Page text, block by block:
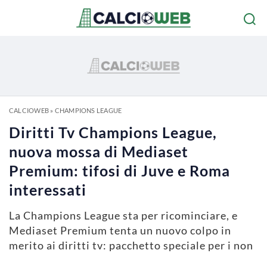
CALCIOWEB» CHAMPIONS LEAGUE
Diritti Tv Champions League,
nuova mossa di Mediaset
Premium: tifosi di Juve e Roma
interessati
La Champions League sta per ricominciare, e
Mediaset Premium tenta un nuovo colpo in
merito ai diritti tv: pacchetto speciale per i non